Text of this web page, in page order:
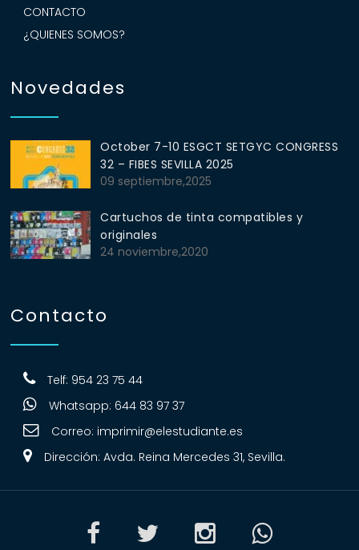
CONTACTO
¿QUIENES SOMOS?
Novedades
October 7-10 ESGCT SETGYC CONGRESS
32 – FIBES SEVILLA 2025
09 septiembre,2025
Cartuchos de tinta compatibles y
originales
24 noviembre,2020
Contacto
Telf: 954 23 75 44
Whatsapp: 644 83 97 37
Correo: imprimir@elestudiante.es
Dirección: Avda. Reina Mercedes 31, Sevilla.